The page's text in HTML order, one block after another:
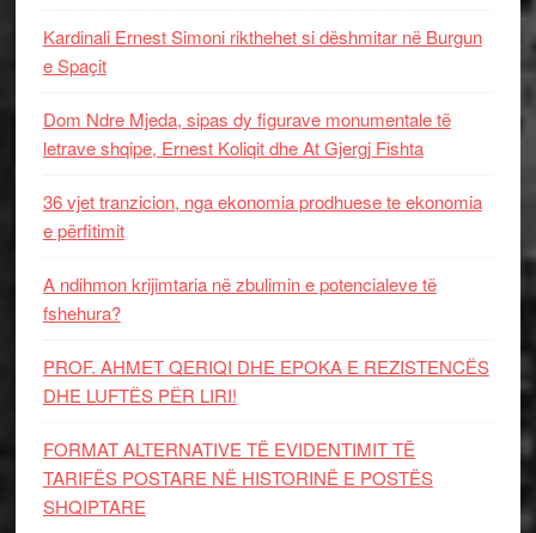
Kardinali Ernest Simoni rikthehet si dëshmitar në Burgun
e Spaçit
Dom Ndre Mjeda, sipas dy figurave monumentale të
letrave shqipe, Ernest Koliqit dhe At Gjergj Fishta
36 vjet tranzicion, nga ekonomia prodhuese te ekonomia
e përfitimit
A ndihmon krijimtaria në zbulimin e potencialeve të
fshehura?
PROF. AHMET QERIQI DHE EPOKA E REZISTENCЁS
DHE LUFTЁS PЁR LIRI!
FORMAT ALTERNATIVE TË EVIDENTIMIT TË
TARIFËS POSTARE NË HISTORINË E POSTËS
SHQIPTARE